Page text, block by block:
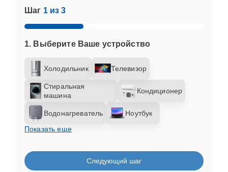
Шаг 1 из 3
1. Выберите Ваше устройство
Холодильник Телевизор
Стиральная
машина
Кондиционер
Водонагреватель
Ноутбук
Показать еще
Следующий шаг